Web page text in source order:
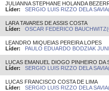
JULIANNA STEPHANE HOLANDA
Líder:
SERGIO LUIS RIZZO DELA
LARA TAVARES DE ASSIS COSTA
Líder:
OSCAR FEDERICO
LEANDRO MIQUEIAS PEREIRA LOPES
Líder:
PAULO EDUARDO BODZIAK
LUCAS EMANUEL DIOGO PINHEIRO DA
Líder:
SERGIO LUIS RIZZO DELA
LUCAS FRANCISCO COSTA DE LIMA
Líder:
SERGIO LUIS RIZZO DELA